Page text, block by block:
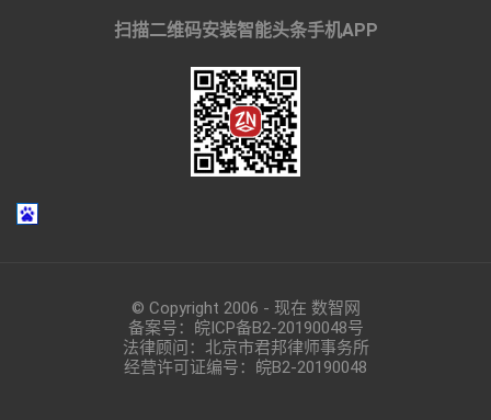
扫描二维码安装智能头条手机APP
© Copyright 2006 - 现在 数智网
备案号： 皖ICP备B2-20190048号
法律顾问：北京市君邦律师事务所
经营许可证编号：皖B2-20190048